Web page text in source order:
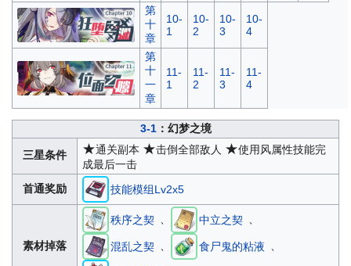
第
十
章
10-
1
10-
2
10-
3
10-
4
第
十
一
章
11-
1
11-
2
11-
3
11-
4
3-1：幻梦之境
三星条件 ★通关副本 ★击倒全部敌人 ★使用风属性技能完
成最后一击
首通奖励
技能模组Lv2x5
素材掉落
秩序之契 中立之契
混乱之契 食尸鬼的粘液